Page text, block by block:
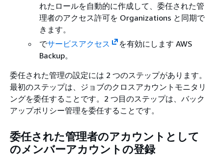
れたロールを自動的に作成して、委任された管
理者のアクセス許可を Organizations と同期で
きます。
でサービスアクセス
を有効にします AWS
Backup。
委任された管理の設定には 2 つのステップがあります。
最初のステップは、ジョブのクロスアカウントモニタリ
ングを委任することです。2 つ目のステップは、バック
アップポリシー管理を委任することです。
委任された管理者のアカウントとして
のメンバーアカウントの登録